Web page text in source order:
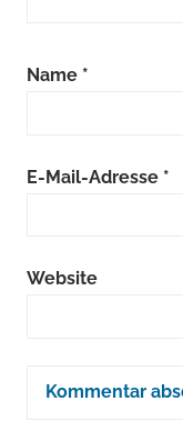
Name *
E-Mail-Adresse *
Website